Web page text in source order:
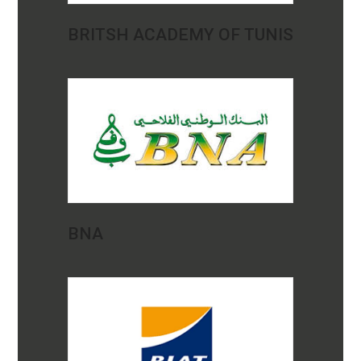
BRITSH ACADEMY OF TUNIS
BNA